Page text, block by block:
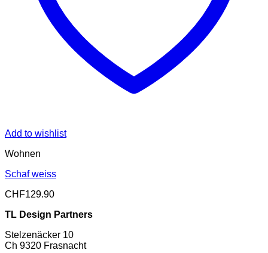
Add to wishlist
Wohnen
Schaf weiss
CHF129.90
TL Design Partners
Stelzenäcker 10
Ch 9320 Frasnacht